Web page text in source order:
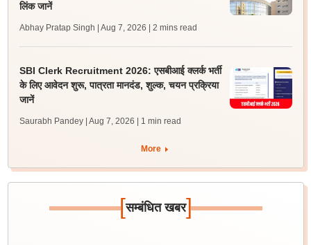
लिंक जानें
Abhay Pratap Singh | Aug 7, 2026 | 2 mins read
SBI Clerk Recruitment 2026: एसबीआई क्लर्क भर्ती
के लिए आवेदन शुरू, पात्रता मानदंड, शुल्क, चयन प्रक्रिया
जानें
Saurabh Pandey | Aug 7, 2026 | 1 min read
More
[सम्बंधित खबर]